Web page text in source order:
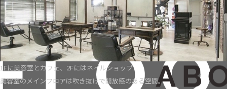
1Fに美容室とカフェ、2Fにはネイルショップ
美容室のメインフロアは吹き抜けで開放感のある空間。